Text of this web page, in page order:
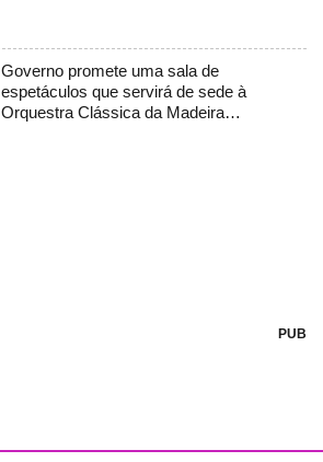
Governo promete uma sala de
espetáculos que servirá de sede à
Orquestra Clássica da Madeira
PUB